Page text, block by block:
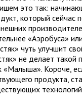
это так:
который сейчас
«Аэробуса»
чуть улучшит
не делает
Короче,
продукта,